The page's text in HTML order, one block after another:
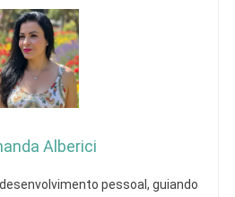
Alberici
pessoal, guiando